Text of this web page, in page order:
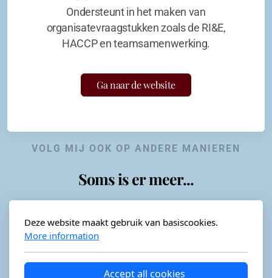
Ondersteunt in het maken van
organisatevraagstukken zoals de RI&E,
HACCP en teamsamenwerking.
Ga naar de website
VOLG MIJ OOK OP ANDERE MANIEREN
Soms is er meer...
Horeca-advies
Deze website maakt gebruik van basiscookies.
More information
Accept all cookies